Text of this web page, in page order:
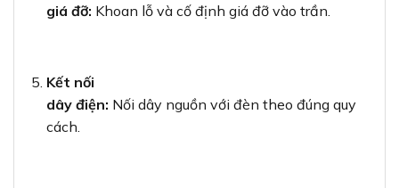
giá đỡ: Khoan lỗ và cố định giá đỡ vào trần.
Kết nối
dây điện: Nối dây nguồn với đèn theo đúng quy
cách.